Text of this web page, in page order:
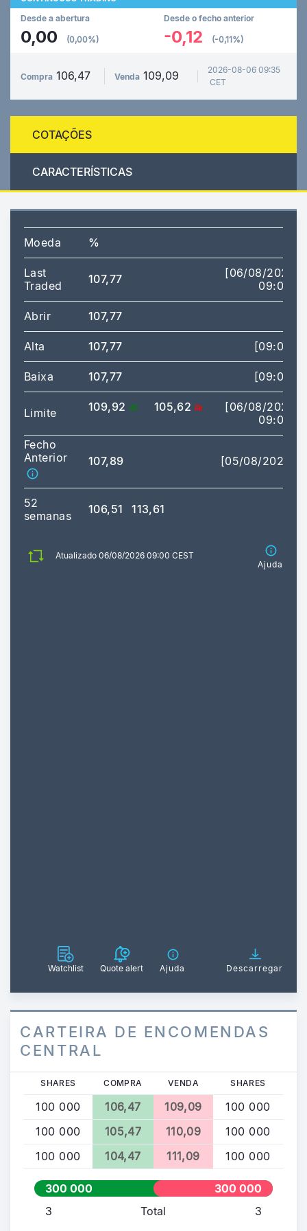
Desde a abertura
0,00 (0,00%)
Desde o fecho anterior
-0,12 (-0,11%)
Compra 106,47 Venda 109,09
2026-08-06 09:35
CET
COTAÇÕES
CARACTERÍSTICAS
Moeda %
Last
Traded
107,77
[06/08/2026
09:00]
Abrir 107,77
Alta 107,77 [09:00]
Baixa 107,77 [09:00]
Limite 109,92 105,62
[06/08/2026
09:00]
Fecho
Anterior
107,89 [05/08/2026]
52
semanas
106,51 113,61
Atualizado 06/08/2026 09:00 CEST
Ajuda
Watchlist Quote alert Ajuda Descarregar
CARTEIRA DE ENCOMENDAS
CENTRAL
SHARES COMPRA VENDA SHARES
100 000 106,47 109,09
100 000
100 000
105,47 110,09
100 000
100 000
104,47 111,09 100 000
300 000
300 000
3
Total 3